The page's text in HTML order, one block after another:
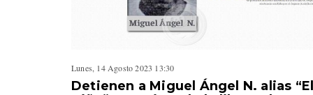
Lunes, 14 Agosto 2023 13:30
Detienen a Miguel Ángel N. alias